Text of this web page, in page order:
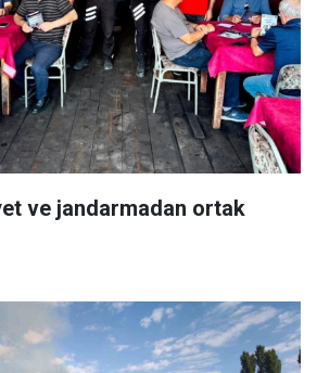
ve jandarmadan ortak